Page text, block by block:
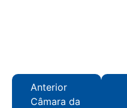
Anterior
Câmara da